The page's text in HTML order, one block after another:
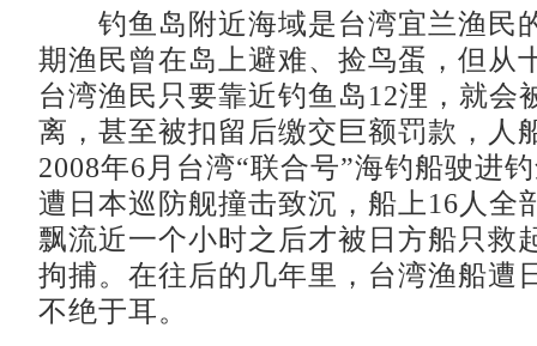
钓鱼岛附近海域是台湾宜兰渔民
期渔民曾在岛上避难、捡鸟蛋，但从
台湾渔民只要靠近钓鱼岛12浬，就会
离，甚至被扣留后缴交巨额罚款，人
2008年6月台湾“联合号”海钓船驶进
遭日本巡防舰撞击致沉，船上16人全
飘流近一个小时之后才被日方船只救
拘捕。在往后的几年里，台湾渔船遭
不绝于耳。